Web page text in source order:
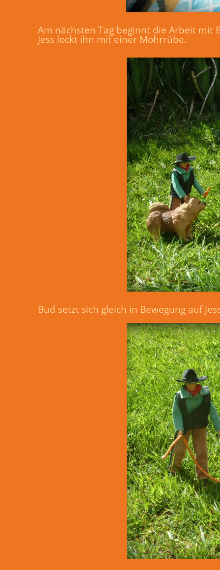
Am nächsten Tag beginnt die Arbeit mit
Jess lockt ihn mit einer Mohrrübe.
Bud setzt sich gleich in Bewegung auf